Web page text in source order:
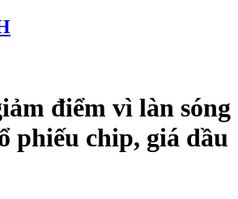
điểm vì làn sóng
phiếu chip, giá dầu